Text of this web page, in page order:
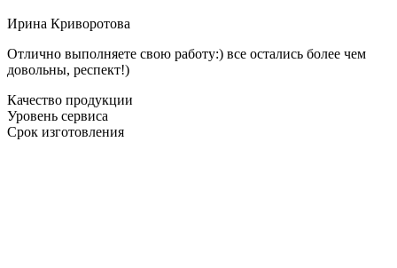
Ирина Криворотова
Отлично выполняете свою работу:) все остались более чем
довольны, респект!)
Качество продукции
Уровень сервиса
Срок изготовления